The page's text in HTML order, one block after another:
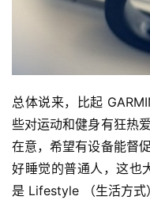
总体说来，比起
些对运动和健身有狂热
在意，希望有设备能督
好睡觉的普通人，这也
是 Lifestyle （生活方式